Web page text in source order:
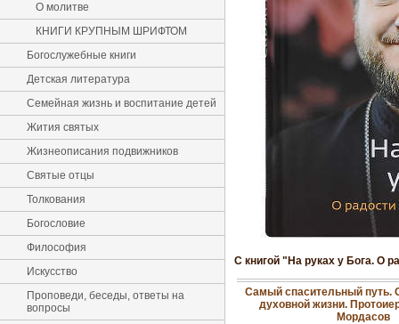
О молитве
КНИГИ КРУПНЫМ ШРИФТОМ
Богослужебные книги
Детская литература
Семейная жизнь и воспитание детей
Жития святых
Жизнеописания подвижников
Святые отцы
Толкования
Богословие
Философия
Искусство
Проповеди, беседы, ответы на
вопросы
С книгой "На руках у Бога. О
Самый спасительный путь.
духовной жизни.
Мордасов